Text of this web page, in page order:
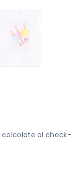
calcolate al check-